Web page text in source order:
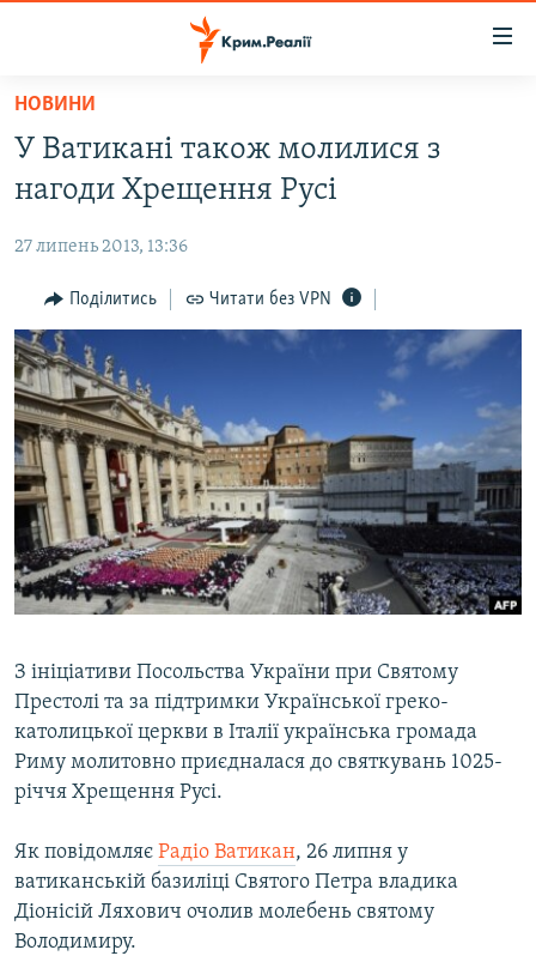
Перейти
основного
матеріалу
до
навігації
Перейти
до
пошуку
ВІДЕО ТА ФОТО
ПОЛІТИКА
БЛОГИ
ПОГЛЯД
ІНТЕРВ'Ю
ВСЕ ЗА ДЕНЬ
СПЕЦПРОЕКТИ
ДЕПОРТАЦІЯ
ВІДЕОУРОКИ «ELIFBE»
СВІДЧЕННЯ ОКУПАЦІЇ
ЯК ОБІЙТИ БЛОКУВАННЯ
Русский
Qırımtatar
ДОЛУЧАЙСЯ!
Усі сайти RFE/RL
НОВИНИ
У Ватикані також молилися з
нагоди Хрещення Русі
27 липень 2013, 13:36
Поділитись Читати без VPN
З ініціативи Посольства України при Святому
Престолі та за підтримки Української греко-
католицької церкви в Італії українська громада
Риму молитовно приєдналася до святкувань 1025-
річчя Хрещення Русі.
Як повідомляє Радіо Ватикан, 26 липня у
ватиканській базиліці Святого Петра владика
Діонісій Ляхович очолив молебень святому
Володимиру.